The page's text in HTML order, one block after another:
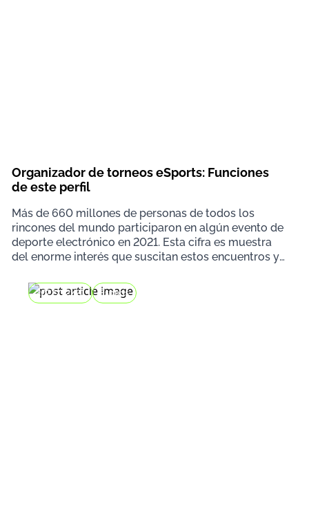
Organizador de torneos eSports: Funciones
de este perfil
Más de 660 millones de personas de todos los
rincones del mundo participaron en algún evento de
deporte electrónico en 2021. Esta cifra es muestra
del enorme interés que suscitan estos encuentros y
2022/12/21 Esports